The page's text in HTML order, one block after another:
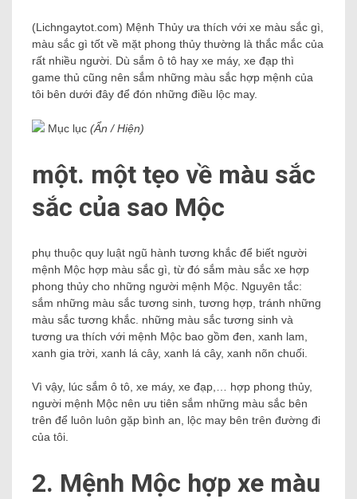
(Lichngaytot.com) Mệnh Thủy ưa thích với xe màu sắc gì,
màu sắc gì tốt về mặt phong thủy thường là thắc mắc của
rất nhiều người. Dù sắm ô tô hay xe máy, xe đạp thì
game thủ cũng nên sắm những màu sắc hợp mệnh của
tôi bên dưới đây để đón những điều lộc may.
Mục lục (Ẩn / Hiện)
một. một tẹo về màu sắc
sắc của sao Mộc
phụ thuộc quy luật ngũ hành tương khắc để biết người
mệnh Mộc hợp màu sắc gì, từ đó sắm màu sắc xe hợp
phong thủy cho những người mệnh Mộc. Nguyên tắc:
sắm những màu sắc tương sinh, tương hợp, tránh những
màu sắc tương khắc. những màu sắc tương sinh và
tương ưa thích với mệnh Mộc bao gồm đen, xanh lam,
xanh gia trời, xanh lá cây, xanh lá cây, xanh nõn chuối.
Vì vậy, lúc sắm ô tô, xe máy, xe đạp,… hợp phong thủy,
người mệnh Mộc nên ưu tiên sắm những màu sắc bên
trên để luôn luôn gặp bình an, lộc may bên trên đường đi
của tôi.
2. Mệnh Mộc hợp xe màu